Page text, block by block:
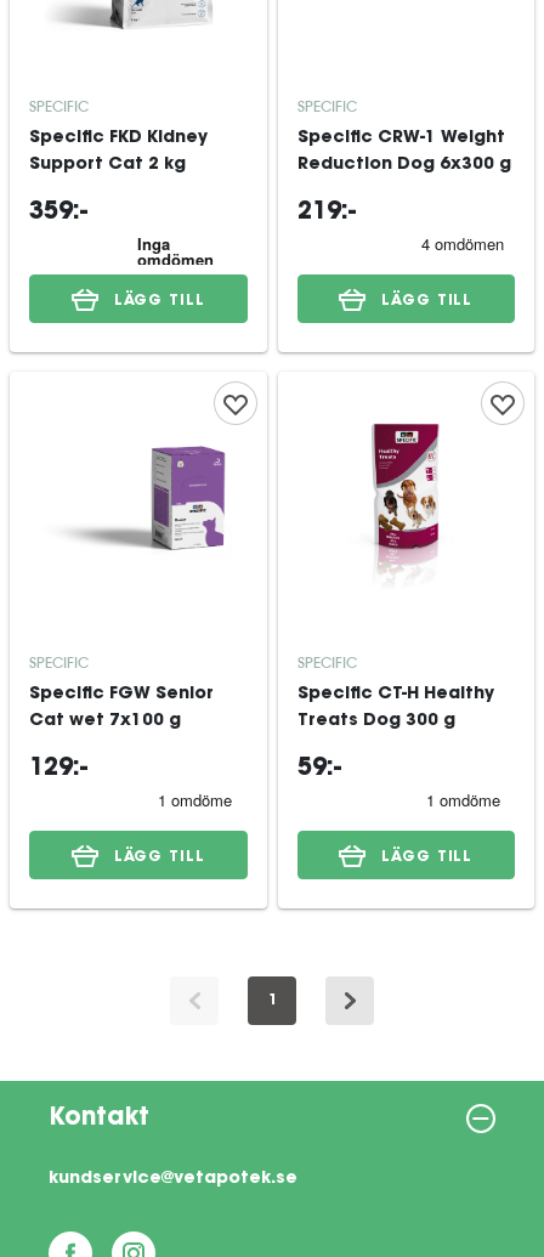
SPECIFIC
Specific FKD Kidney
Support Cat 2 kg
359:-
LÄGG TILL
SPECIFIC
Specific CRW-1 Weight
Reduction Dog 6x300 g
219:-
LÄGG TILL
SPECIFIC
Specific FGW Senior
Cat wet 7x100 g
129:-
LÄGG TILL
SPECIFIC
Specific CT-H Healthy
Treats Dog 300 g
59:-
LÄGG TILL
1
Kontakt
kundservice@vetapotek.se